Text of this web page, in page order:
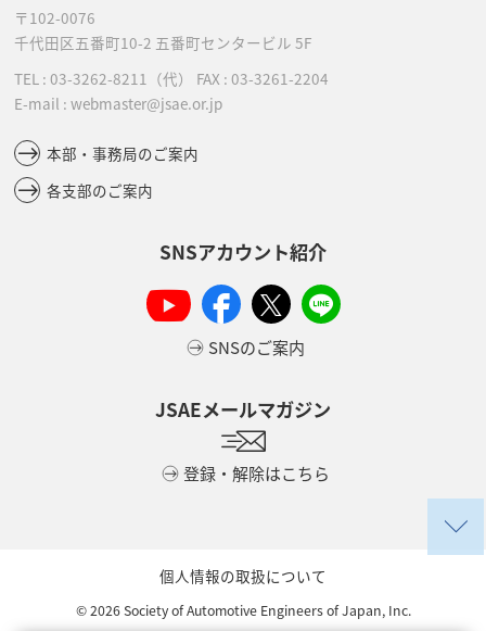
〒102-0076
千代田区五番町10-2 五番町センタービル 5F
TEL : 03-3262-8211 （代） FAX : 03-3261-2204
E-mail : webmaster@jsae.or.jp
本部・事務局のご案内
各支部のご案内
SNSアカウント紹介
SNSのご案内
JSAEメールマガジン
登録・解除はこちら
個人情報の取扱について
©2026Society of Automotive Engineers of Japan, Inc.